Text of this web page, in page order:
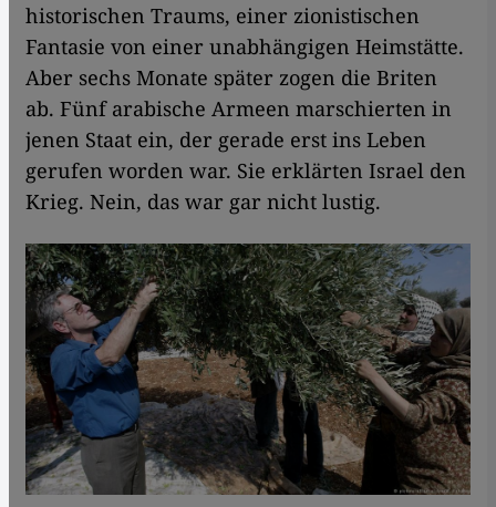
historischen Traums, einer zionistischen
Fantasie von einer unabhängigen Heimstätte.
Aber sechs Monate später zogen die Briten
ab. Fünf arabische Armeen marschierten in
jenen Staat ein, der gerade erst ins Leben
gerufen worden war. Sie erklärten Israel den
Krieg. Nein, das war gar nicht lustig.